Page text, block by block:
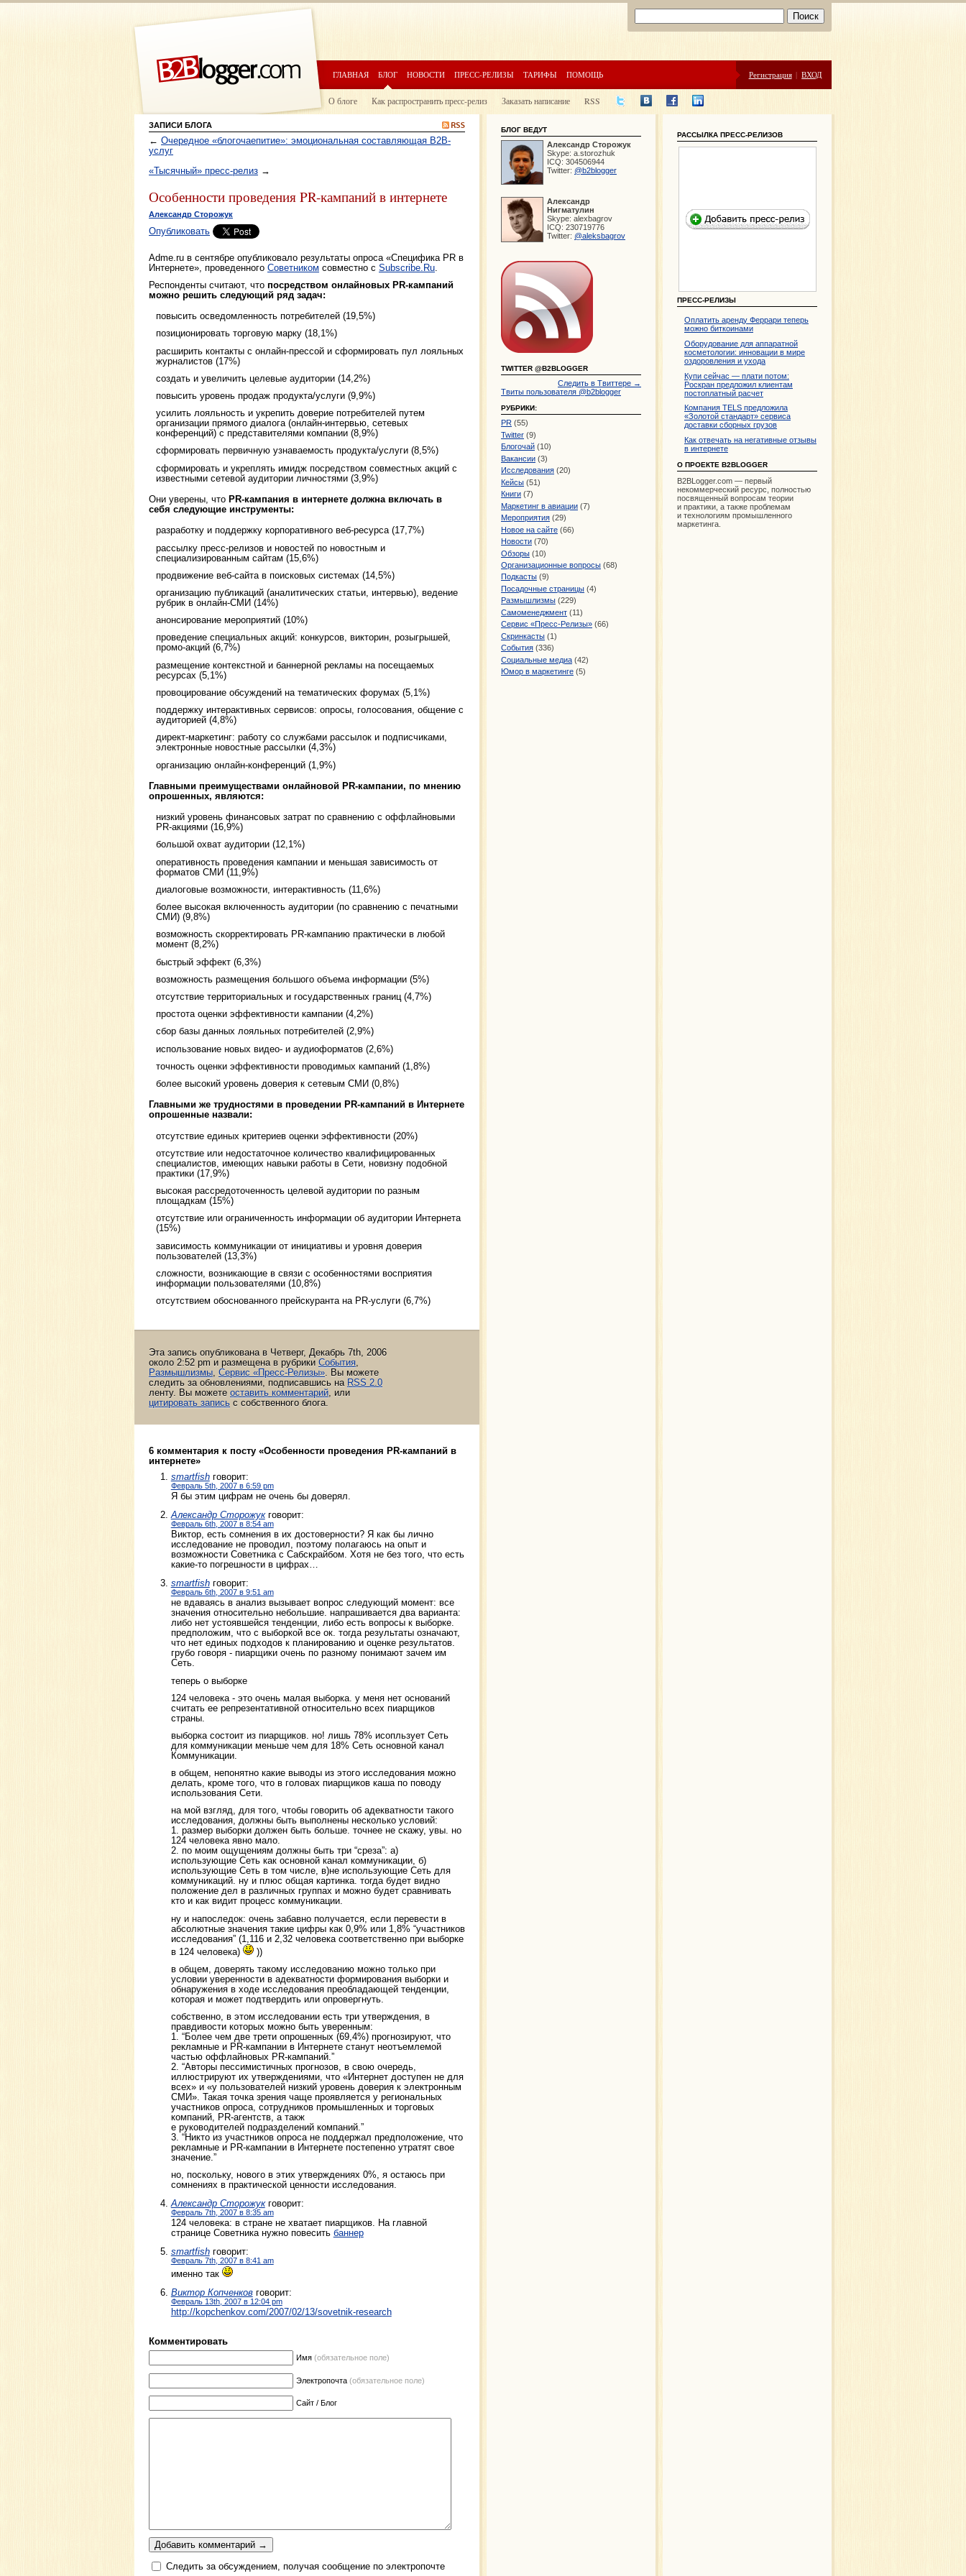
ГЛАВНАЯ БЛОГ НОВОСТИ ПРЕСС-РЕЛИЗЫ ТАРИФЫ ПОМОЩЬ Регистрация | ВХОД
О блоге Как распространить пресс-релиз Заказать написание RSS
ЗАПИСИ БЛОГА
← Очередное «блогочаепитие»: эмоциональная составляющая B2B-
услуг
«Тысячный» пресс-релиз →
Особенности проведения PR-кампаний в интернете
Александр Сторожук
Опубликовать
Adme.ru в сентябре опубликовало результаты опроса «Специфика PR в
Интернете», проведенного Советником совместно с Subscribe.Ru
Респонденты считают, что посредством онлайновых PR-кампаний
можно решить следующий ряд задач:
повысить осведомленность потребителей (19,5%)
позиционировать торговую марку (18,1%)
расширить контакты с онлайн-прессой и сформировать пул лояльных
журналистов (17%)
создать и увеличить целевые аудитории (14,2%)
повысить уровень продаж продукта/услуги (9,9%)
усилить лояльность и укрепить доверие потребителей путем
организации прямого диалога (онлайн-интервью, сетевых
конференций) с представителями компании (8,9%)
сформировать первичную узнаваемость продукта/услуги (8,5%)
сформировать и укреплять имидж посредством совместных акций с
известными сетевой аудитории личностями (3,9%)
Они уверены, что PR-кампания в интернете должна включать в
себя следующие инструменты:
разработку и поддержку корпоративного веб-ресурса (17,7%)
рассылку пресс-релизов и новостей по новостным и
специализированным сайтам (15,6%)
продвижение веб-сайта в поисковых системах (14,5%)
организацию публикаций (аналитических статьи, интервью), ведение
рубрик в онлайн-СМИ (14%)
анонсирование мероприятий (10%)
проведение специальных акций: конкурсов, викторин, розыгрышей,
промо-акций (6,7%)
размещение контекстной и баннерной рекламы на посещаемых
ресурсах (5,1%)
провоцирование обсуждений на тематических форумах (5,1%)
поддержку интерактивных сервисов: опросы, голосования, общение с
аудиторией (4,8%)
директ-маркетинг: работу со службами рассылок и подписчиками,
электронные новостные рассылки (4,3%)
организацию онлайн-конференций (1,9%)
Главными преимуществами онлайновой PR-кампании, по мнению
опрошенных, являются:
низкий уровень финансовых затрат по сравнению с оффлайновыми
PR-акциями (16,9%)
большой охват аудитории (12,1%)
оперативность проведения кампании и меньшая зависимость от
форматов СМИ (11,9%)
диалоговые возможности, интерактивность (11,6%)
более высокая включенность аудитории (по сравнению с печатными
СМИ) (9,8%)
возможность скорректировать PR-кампанию практически в любой
момент (8,2%)
быстрый эффект (6,3%)
возможность размещения большого объема информации (5%)
отсутствие территориальных и государственных границ (4,7%)
простота оценки эффективности кампании (4,2%)
сбор базы данных лояльных потребителей (2,9%)
использование новых видео- и аудиоформатов (2,6%)
точность оценки эффективности проводимых кампаний (1,8%)
более высокий уровень доверия к сетевым СМИ (0,8%)
Главными же трудностями в проведении PR-кампаний в Интернете
опрошенные назвали:
отсутствие единых критериев оценки эффективности (20%)
отсутствие или недостаточное количество квалифицированных
специалистов, имеющих навыки работы в Сети, новизну подобной
практики (17,9%)
высокая рассредоточенность целевой аудитории по разным
площадкам (15%)
отсутствие или ограниченность информации об аудитории Интернета
(15%)
зависимость коммуникации от инициативы и уровня доверия
пользователей (13,3%)
сложности, возникающие в связи с особенностями восприятия
информации пользователями (10,8%)
отсутствием обоснованного прейскуранта на PR-услуги (6,7%)
Эта запись опубликована в Четверг, Декабрь 7th, 2006
около 2:52 pm и размещена в рубрики События
Размышлизмы Сервис «Пресс-Релизы» . Вы можете
следить за обновлениями, подписавшись на RSS 2.0
ленту. Вы можете оставить комментарий , или
цитировать запись с собственного блога.
6 комментария к посту «Особенности проведения PR-кампаний в
интернете»
smartfishговорит:
Февраль 5th, 2007 в 6:59 pm
Я бы этим цифрам не очень бы доверял.
Александр Сторожукговорит:
Февраль 6th, 2007 в 8:54 am
Виктор, есть сомнения в их достоверности? Я как бы лично
исследование не проводил, поэтому полагаюсь на опыт и
возможности Советника с Сабскрайбом. Хотя не без того, что есть
какие-то погрешности в цифрах…
smartfishговорит:
Февраль 6th, 2007 в 9:51 am
не вдаваясь в анализ вызывает вопрос следующий момент: все
значения относительно небольшие. напрашивается два варианта:
либо нет устоявшейся тенденции, либо есть вопросы к выборке.
предположим, что с выборкой все ок. тогда результаты означают,
что нет единых подходов к планированию и оценке результатов.
грубо говоря - пиарщики очень по разному понимают зачем им
Сеть.
теперь о выборке
124 человека - это очень малая выборка. у меня нет оснований
считать ее репрезентативной относительно всех пиарщиков
страны.
выборка состоит из пиарщиков. но! лишь 78% исопльзует Сеть
для коммуникации меньше чем для 18% Сеть основной канал
Коммуникации.
в общем, непонятно какие выводы из этого исследования можно
делать, кроме того, что в головах пиарщиков каша по поводу
использования Сети.
на мой взгляд, для того, чтобы говорить об адекватности такого
исследования, должны быть выполнены несколько условий:
1. размер выборки должен быть больше. точнее не скажу, увы. но
124 человека явно мало.
2. по моим ощущениям должны быть три “среза”: а)
использующие Сеть как основной канал коммуникации, б)
использующие Сеть в том числе, в)не использующие Сеть для
коммуникаций. ну и плюс общая картинка. тогда будет видно
положение дел в различных группах и можно будет сравнивать
кто и как видит процесс коммуникации.
ну и напоследок: очень забавно получается, если перевести в
абсолютные значения такие цифры как 0,9% или 1,8% “участников
исследования” (1,116 и 2,32 человека соответственно при выборке
в 124 человека)
))
в общем, доверять такому исследованию можно только при
условии уверенности в адекватности формирования выборки и
обнаружения в ходе исследования преобладающей тенденции,
которая и может подтвердить или опровергнуть.
собственно, в этом исследовании есть три утверждения, в
правдивости которых можно быть уверенным:
1. “Более чем две трети опрошенных (69,4%) прогнозируют, что
рекламные и PR-кампании в Интернете станут неотъемлемой
частью оффлайновых PR-кампаний.”
2. “Авторы пессимистичных прогнозов, в свою очередь,
иллюстрируют их утверждениями, что «Интернет доступен не для
всех» и «у пользователей низкий уровень доверия к электронным
СМИ». Такая точка зрения чаще проявляется у региональных
участников опроса, сотрудников промышленных и торговых
компаний, PR-агентств, а такж
е руководителей подразделений компаний.”
3. “Никто из участников опроса не поддержал предположение, что
рекламные и PR-кампании в Интернете постепенно утратят свое
значение.”
но, поскольку, нового в этих утверждениях 0%, я остаюсь при
сомнениях в практической ценности исследования.
Александр Сторожукговорит:
Февраль 7th, 2007 в 8:35 am
124 человека: в стране не хватает пиарщиков. На главной
странице Советника нужно повесить баннер
smartfishговорит:
Февраль 7th, 2007 в 8:41 am
именно так
Виктор Копченковговорит:
Февраль 13th, 2007 в 12:04 pm
http://kopchenkov.com/2007/02/13/sovetnik-research
Комментировать
Имя (обязательное поле)
Электропочта (обязательное поле)
Сайт / Блог
Следить за обсуждением, получая сообщение по электропочте
БЛОГ ВЕДУТ
Александр Сторожук
Skype: a.storozhuk
ICQ: 304506944
Twitter: @b2blogger
Александр
Нигматулин
Skype: alexbagrov
ICQ: 230719776
Twitter: @aleksbagrov
TWITTER @B2BLOGGER
Следить в Твиттере →
Твиты пользователя @b2blogger
РУБРИКИ:
PR (55)
Twitter (9)
Блогочай (10)
Вакансии (3)
Исследования (20)
Кейсы (51)
Книги (7)
Маркетинг в авиации (7)
Мероприятия (29)
Новое на сайте (66)
Новости (70)
Обзоры (10)
Организационные вопросы (68)
Подкасты (9)
Посадочные страницы (4)
Размышлизмы (229)
Самоменеджмент (11)
Сервис «Пресс-Релизы» (66)
Скринкасты (1)
События (336)
Социальные медиа (42)
Юмор в маркетинге (5)
РАССЫЛКА ПРЕСС-РЕЛИЗОВ
ПРЕСС-РЕЛИЗЫ
Оплатить аренду Феррари теперь
можно биткоинами
Оборудование для аппаратной
косметологии: инновации в мире
оздоровления и ухода
Купи сейчас — плати потом:
Роскран предложил клиентам
постоплатный расчет
Компания TELS предложила
«Золотой стандарт» сервиса
доставки сборных грузов
Как отвечать на негативные отзывы
в интернете
О ПРОЕКТЕ B2BLOGGER
B2BLogger.com — первый
некоммерческий ресурс, полностью
посвященный вопросам теории
и практики, а также проблемам
и технологиям промышленного
маркетинга.